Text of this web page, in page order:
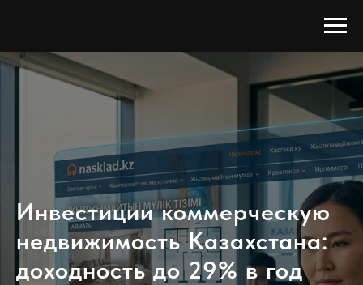
Инвестиции коммерческую
недвижимость Казахстана:
доходность до 29% в год